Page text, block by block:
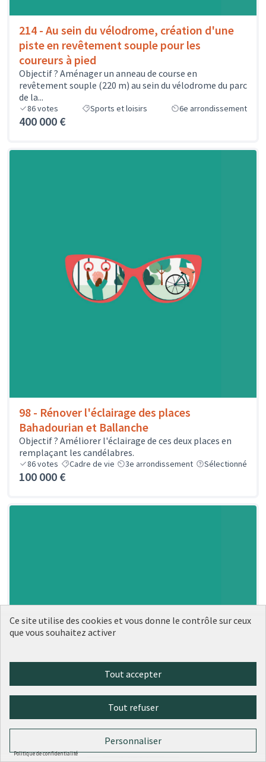
214 - Au sein du vélodrome, création d'une
piste en revêtement souple pour les
coureurs à pied
Objectif ? Aménager un anneau de course en
revêtement souple (220 m) au sein du vélodrome du parc
de la...
86votes Sports et loisirs 6e arrondissement
400 000 €
98 - Rénover l'éclairage des places
Bahadourian et Ballanche
Objectif ? Améliorer l'éclairage de ces deux places en
remplaçant les candélabres.
86votes Cadre de vie 3e arrondissement Sélectionné
100 000 €
Ce site utilise des cookies et vous donne le contrôle sur ceux
que vous souhaitez activer
Tout accepter
Tout refuser
Personnaliser
Politique de confidentialité